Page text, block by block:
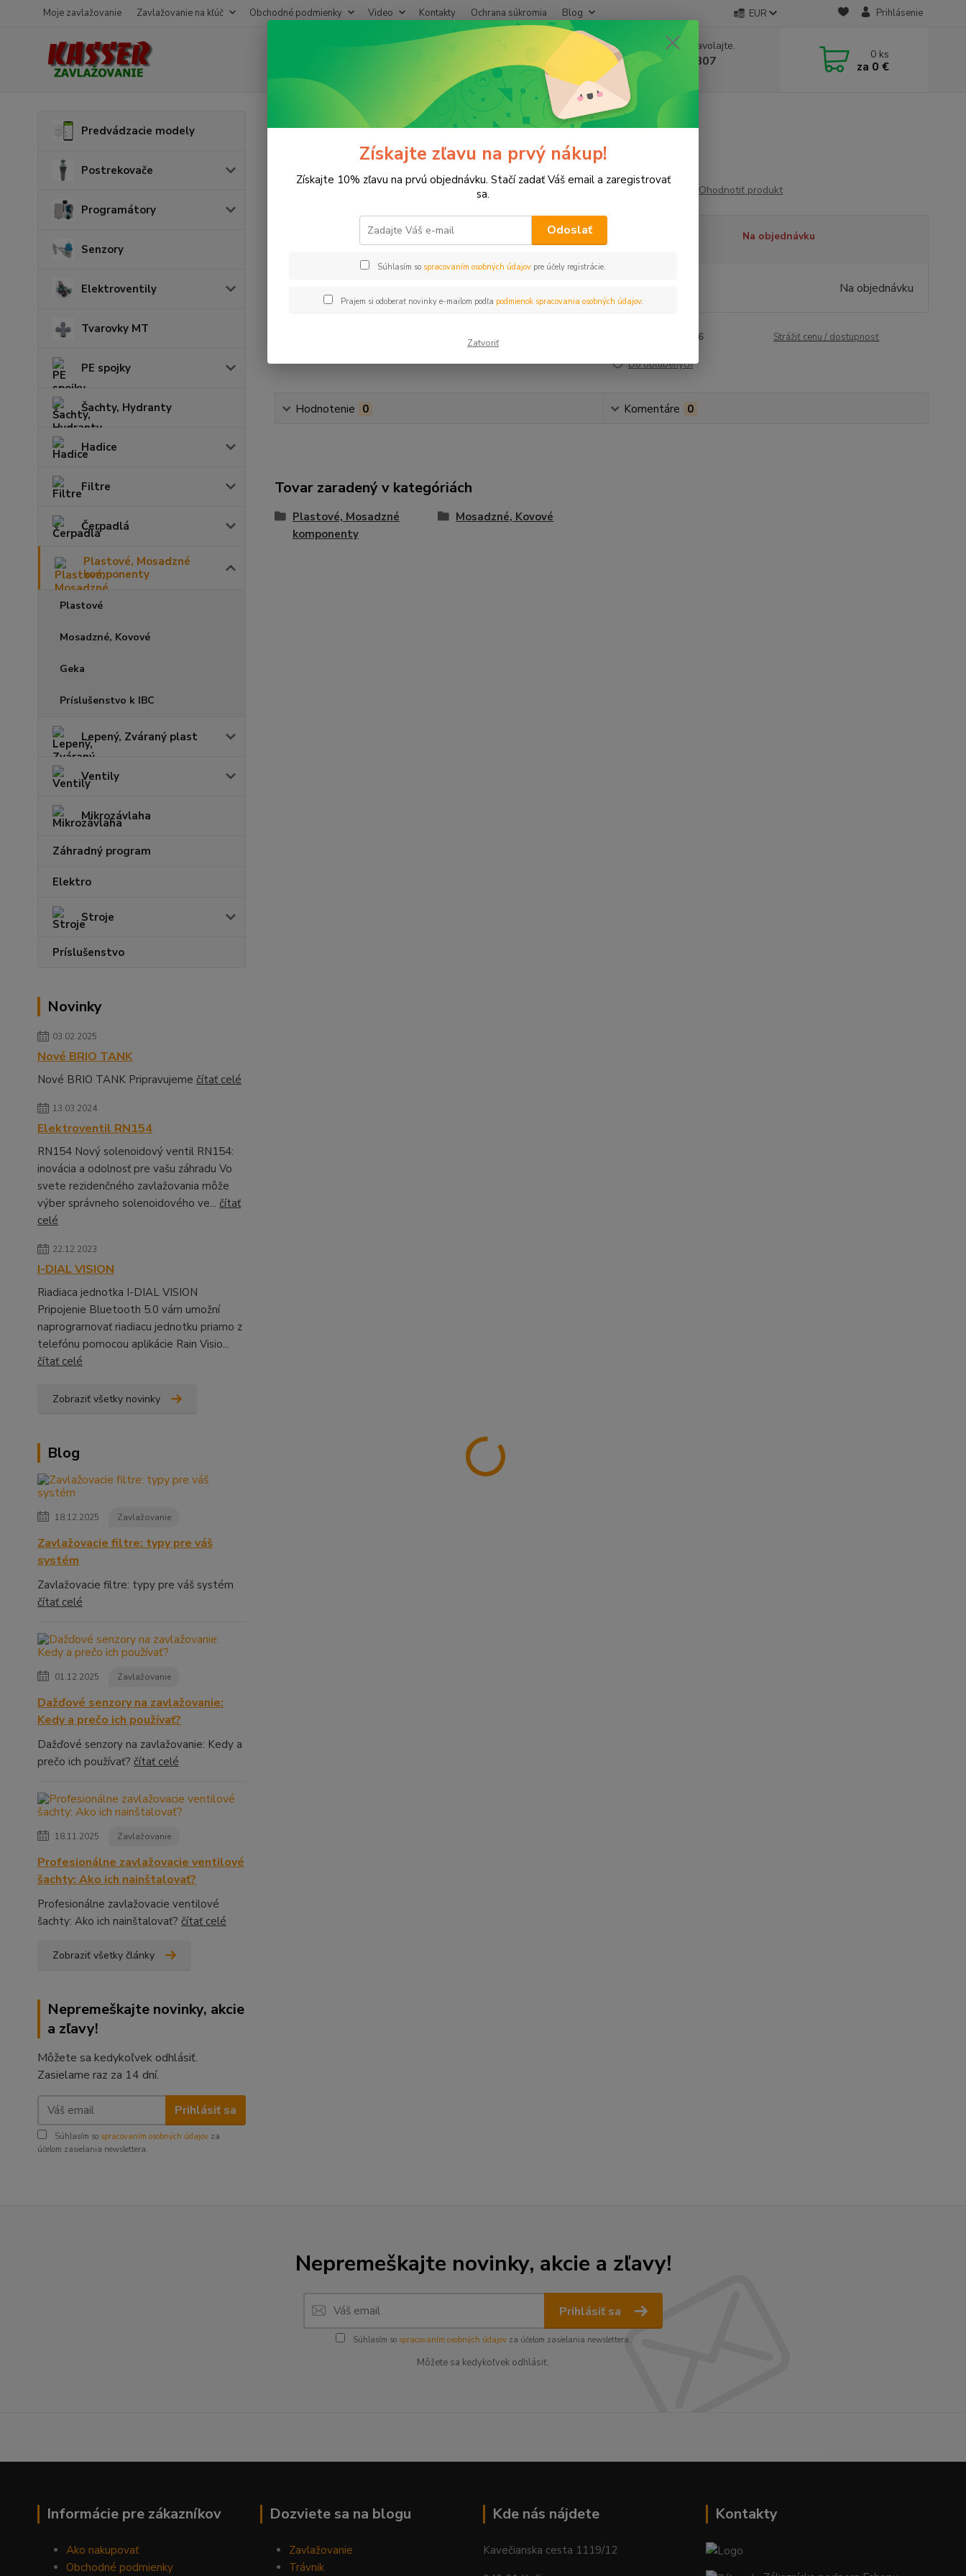
Moje zavlažovanie Zavlažovanie na kľúč Obchodné podmienky Video Kontakty Ochrana súkromia Blog EUR Prihlásenie
Neviete si rady? Zavolajte.
+421 911 131 807
(Po-Pia, 8-17 hod.)
0 ks
za 0 €
Predvádzacie modely
Postrekovače
Programátory
Senzory
Elektroventily
Tvarovky MT
PE spojky
Šachty, Hydranty
Hadice
Filtre
Čerpadlá
Plastové, Mosadzné
komponenty
Plastové
Mosadzné, Kovové
Geka
Príslušenstvo k IBC
Lepený, Zváraný plast
Ventily
Mikrozávlaha
Záhradný program
Elektro
Stroje
Príslušenstvo
Novinky
03.02.2025
Nové BRIO TANK
Nové BRIO TANK Pripravujeme čítať celé
13.03.2024
Elektroventil RN154
RN154 Nový solenoidový ventil RN154:
inovácia a odolnosť pre vašu záhradu Vo
svete rezidenčného zavlažovania môže
výber správneho solenoidového ve... čítať
celé
22.12.2023
I-DIAL VISION
Riadiaca jednotka I-DIAL VISION
Pripojenie Bluetooth 5.0 vám umožní
naprogramovať riadiacu jednotku priamo z
telefónu pomocou aplikácie Rain Visio...
čítať celé
Zobraziť všetky novinky
Blog
18.12.2025 Zavlažovanie
Zavlažovacie filtre: typy pre váš
systém
Zavlažovacie filtre: typy pre váš systém
čítať celé
01.12.2025 Zavlažovanie
Dažďové senzory na zavlažovanie:
Kedy a prečo ich používať?
Dažďové senzory na zavlažovanie: Kedy a
prečo ich používať? čítať celé
18.11.2025 Zavlažovanie
Profesionálne zavlažovacie ventilové
šachty: Ako ich nainštalovať?
Profesionálne zavlažovacie ventilové
šachty: Ako ich nainštalovať? čítať celé
Zobraziť všetky články
Nepremeškajte novinky, akcie
a zľavy!
Môžete sa kedykoľvek odhlásiť.
Zasielame raz za 14 dní.
Prihlásiť sa
Súhlasím so spracovaním osobných údajov za
účelom zasielania newslettera.
Plastové, Mosadzné komponenty Vsuvka 1/2"x1/2" VOZ predĺžená mosadz
Vsuvka 1/2"x1/2" VOZ predĺžená mosadz
Ohodnotiť produkt
Na objednávku
0,97 € Na objednávku
1286 Strážiť cenu / dostupnosť
Do obľúbených
Hodnotenie 0 Komentáre 0
Tovar zaradený v kategóriách
Plastové, Mosadzné
komponenty
Mosadzné, Kovové
Nepremeškajte novinky, akcie a zľavy!
Prihlásiť sa
Súhlasím so spracovaním osobných údajovza účelom zasielania newslettera.
Môžete sa kedykoľvek odhlásiť.
Informácie pre zákazníkov
Ako nakupovať
Obchodné podmienky
Dozviete sa na blogu
Zavlažovanie
Trávnik
Kde nás nájdete
Kavečianska cesta 1119/12
Kontakty
Získajte zľavu na prvý nákup!
Získajte 10% zľavu na prvú objednávku. Stačí zadať Váš email a zaregistrovať
sa.
Odoslať
Súhlasím so spracovaním osobných údajov pre účely registrácie.
Prajem si odoberať novinky e-mailom podľa podmienok spracovania osobných údajov.
Zatvoriť